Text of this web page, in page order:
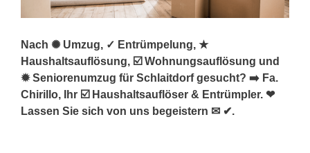
Nach ✺ Umzug, ✓ Entrümpelung, ★
Haushaltsauflösung, ☑️ Wohnungsauflösung und
✹ Seniorenumzug für Schlaitdorf gesucht? ➡️ Fa.
Chirillo, Ihr ☑️ Haushaltsauflöser & Entrümpler. ❤
Lassen Sie sich von uns begeistern ✉ ✔.